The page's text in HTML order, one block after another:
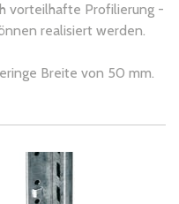
vorteilhafte Profilierung -
realisiert werden.
Breite von 50 mm.